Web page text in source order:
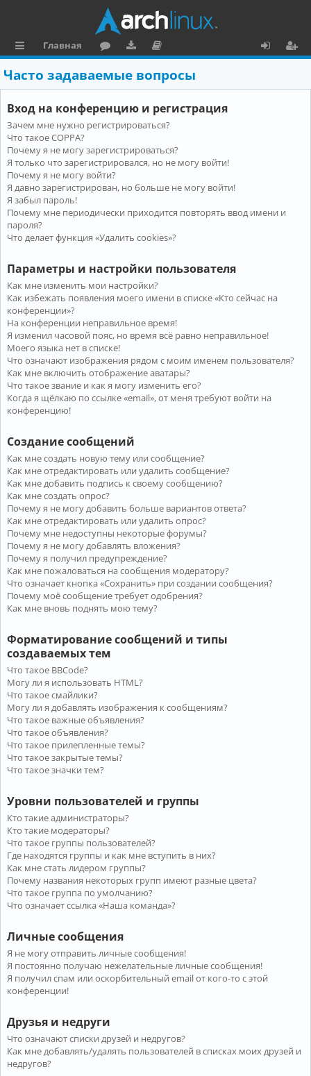
ы
л
к
и
Главная
ру
м
ру
зк
и
ку
м
е
н
та
ц
и
я
о
и
Часто задаваемые вопросы
Вход на конференцию и регистрация
Зачем мне нужно регистрироваться?
Что такое COPPA?
Почему я не могу зарегистрироваться?
Я только что зарегистрировался, но не могу войти!
Почему я не могу войти?
Я давно зарегистрирован, но больше не могу войти!
Я забыл пароль!
Почему мне периодически приходится повторять ввод имени и
пароля?
Что делает функция «Удалить cookies»?
Параметры и настройки пользователя
Как мне изменить мои настройки?
Как избежать появления моего имени в списке «Кто сейчас на
конференции»?
На конференции неправильное время!
Я изменил часовой пояс, но время всё равно неправильное!
Моего языка нет в списке!
Что означают изображения рядом с моим именем пользователя?
Как мне включить отображение аватары?
Что такое звание и как я могу изменить его?
Когда я щёлкаю по ссылке «email», от меня требуют войти на
конференцию!
Создание сообщений
Как мне создать новую тему или сообщение?
Как мне отредактировать или удалить сообщение?
Как мне добавить подпись к своему сообщению?
Как мне создать опрос?
Почему я не могу добавить больше вариантов ответа?
Как мне отредактировать или удалить опрос?
Почему мне недоступны некоторые форумы?
Почему я не могу добавлять вложения?
Почему я получил предупреждение?
Как мне пожаловаться на сообщения модератору?
Что означает кнопка «Сохранить» при создании сообщения?
Почему моё сообщение требует одобрения?
Как мне вновь поднять мою тему?
Форматирование сообщений и типы
создаваемых тем
Что такое BBCode?
Могу ли я использовать HTML?
Что такое смайлики?
Могу ли я добавлять изображения к сообщениям?
Что такое важные объявления?
Что такое объявления?
Что такое прилепленные темы?
Что такое закрытые темы?
Что такое значки тем?
Уровни пользователей и группы
Кто такие администраторы?
Кто такие модераторы?
Что такое группы пользователей?
Где находятся группы и как мне вступить в них?
Как мне стать лидером группы?
Почему названия некоторых групп имеют разные цвета?
Что такое группа по умолчанию?
Что означает ссылка «Наша команда»?
Личные сообщения
Я не могу отправить личные сообщения!
Я постоянно получаю нежелательные личные сообщения!
Я получил спам или оскорбительный email от кого-то с этой
конференции!
Друзья и недруги
Что означают списки друзей и недругов?
Как мне добавлять/удалять пользователей в списках моих друзей и
недругов?